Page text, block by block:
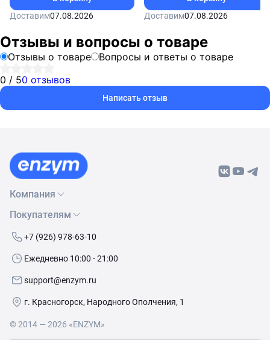
Доставим07.08.2026
Доставим07.08.2026
Отзывы и вопросы о товаре
Отзывы о товаре
Вопросы и ответы о товаре
0 / 50 отзывов
Написать отзыв
Компания
О нас
Бренды
Контакты
Покупателям
Как сделать заказ
Условия доставки
+7 (926) 978-63-10
Ежедневно 10:00 - 21:00
support@enzym.ru
г. Красногорск, Народного Ополчения, 1
© 2014 — 2026 «ENZYM»